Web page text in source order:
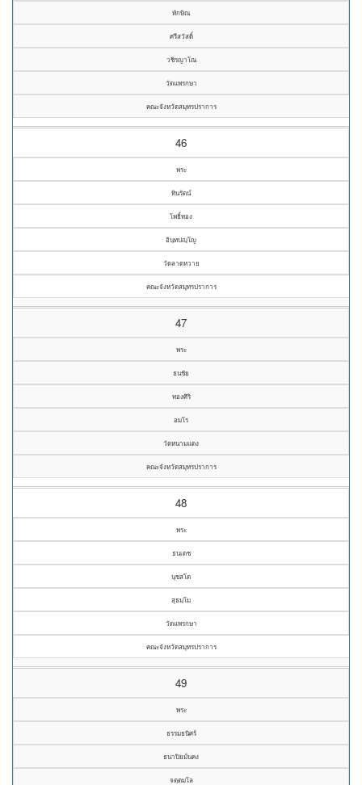
ทักษิณ
ศรีสวัสดิ์
วชิรญาโณ
วัดแพรกษา
คณะจังหวัดสมุทรปราการ
46
พระ
ทินรัตน์
โพธิ์ทอง
อินฺทปญฺโญ
วัดลาดหวาย
คณะจังหวัดสมุทรปราการ
47
พระ
ธนชัย
ทองศิริ
อมโร
วัดหนามแดง
คณะจังหวัดสมุทรปราการ
48
พระ
ธนเดช
นุชสโต
สุธมฺโม
วัดแพรกษา
คณะจังหวัดสมุทรปราการ
49
พระ
ธรรมธนิศร์
ธนาปิยมั่นคง
จตฺตมโล